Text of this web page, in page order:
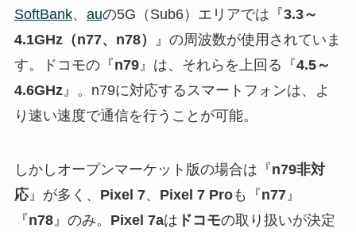
SoftBank、 auの5G（Sub6）エリアでは『3.3～
4.1GHz（n77、n78）
』の周波数が使用されていま
す。ドコモの『n79』は、それらを上回る『4.5～
4.6GHz』。n79に対応するスマートフォンは、よ
り速い速度で通信を行うことが可能。
しかしオープンマーケット版の場合は『n79非対
応』が多く、 Pixel 7、 Pixel 7 Proも『n77』
『n78』のみ。 Pixel 7aは ドコモの取り扱いが決定